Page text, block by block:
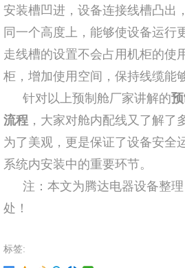
安装槽凹进，设备连接线槽凸出
同一个高度上，能够使设备运行
走线槽的设置不会占用机柜的使
柜，增加使用空间，保持线缆能
针对以上预制舱厂家讲解的
流程 ，大家对舱内配线又了解了
为了美观，更是保证了设备安全
系统内安装中的重要环节。
注：本文为腾达电器设备整
处！
标签: